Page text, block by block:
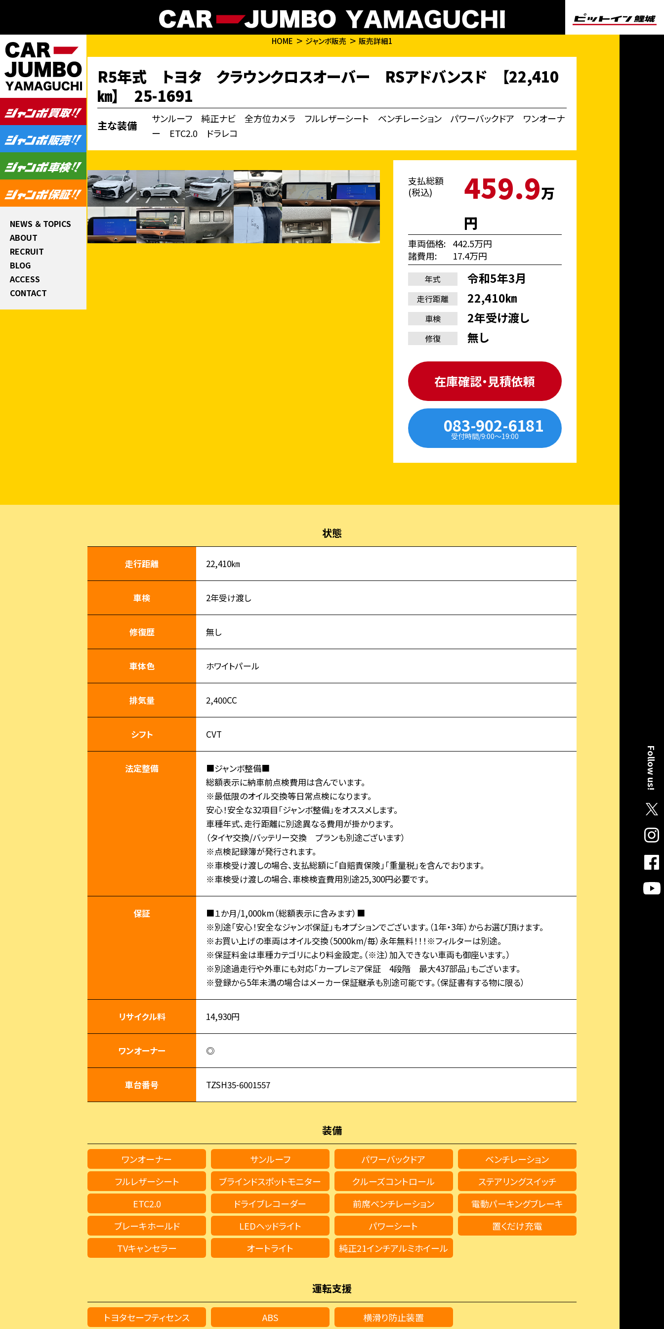
NEWS ＆ TOPICS
ABOUT
RECRUIT
BLOG
ACCESS
CONTACT
Follow us!
HOME ジャンボ販売 販売詳細1
R5年式 トヨタ クラウンクロスオーバー RSアドバンスド 【22,410
㎞】 25-1691
主な装備
サンルーフ 純正ナビ 全方位カメラ フルレザーシート ベンチレーション パワーバックドア ワンオーナ
ー ETC2.0 ドラレコ
支払総額
(税込)
459.9万
円
車両価格
442.5万円
諸費用
17.4万円
年式 令和5年3月
走行距離 22,410㎞
車検 2年受け渡し
修復 無し
在庫確認・見積依頼
083-902-6181
受付時間/9:00〜19:00
状態
走行距離 22,410㎞
車検 2年受け渡し
修復歴 無し
車体色 ホワイトパール
排気量 2,400CC
シフト CVT
法定整備
■ジャンボ整備■
総額表示に納車前点検費用は含んでいます。
※最低限のオイル交換等日常点検になります。
安心！安全な32項目「ジャンボ整備」をオススメします。
車種年式、走行距離に別途異なる費用が掛かります。
（タイヤ交換/バッテリー交換 プランも別途ございます）
※点検記録簿が発行されます。
※車検受け渡しの場合、支払総額に「自賠責保険」「重量税」を含んでおります。
※車検受け渡しの場合、車検検査費用別途25,300円必要です。
保証
■１か月/1,000km（総額表示に含みます）■
※別途「安心！安全なジャンボ保証」もオプションでございます。（1年・3年）からお選び頂けます。
※お買い上げの車両はオイル交換（5000km/毎）永年無料！！！※フィルターは別途。
※保証料金は車種カテゴリにより料金設定。（※注）加入できない車両も御座います。）
※別途過走行や外車にも対応「カープレミア保証 4段階 最大437部品」もございます。
※登録から5年未満の場合はメーカー保証継承も別途可能です。（保証書有する物に限る）
リサイクル料 14,930円
ワンオーナー ◎
車台番号 TZSH35-6001557
装備
ワンオーナー サンルーフ パワーバックドア
ベンチレーション
フルレザーシート
ブラインドスポットモニター クルーズコントロール
ステアリングスイッチ
ETC2.0
ドライブレコーダー 前席ベンチレーション
電動パーキングブレーキ
ブレーキホールド
LEDヘッドライト パワーシート
置くだけ充電
TVキャンセラー
オートライト 純正21インチアルミホイール
運転支援
トヨタセーフティセンス ABS 横滑り防止装置